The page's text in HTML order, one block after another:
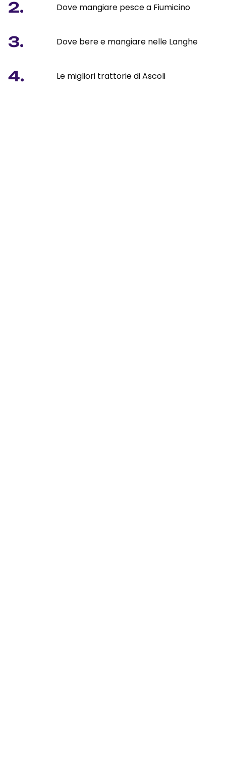
2. Dove mangiare pesce a Fiumicino
3. Dove bere e mangiare nelle Langhe
4. Le migliori trattorie di Ascoli